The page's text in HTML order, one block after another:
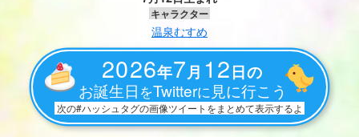
キャラクター
温泉むすめ
2026年7月 12日の
お誕生日 をTwitterに 見に行こう
次の#ハッシュタグの画像ツイートをまとめて表示するよ